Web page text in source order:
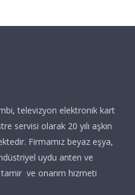
televizyon elektronik kart
servisi olarak 20 yılı aşkın
Firmamız beyaz eşya,
uydu anten ve
ve onarım hizmeti